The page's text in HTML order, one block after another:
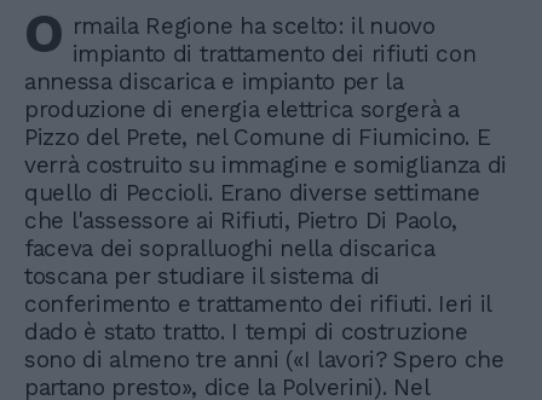
O rmaila Regione ha scelto: il nuovo
impianto di trattamento dei rifiuti con
annessa discarica e impianto per la
produzione di energia elettrica sorgerà a
Pizzo del Prete, nel Comune di Fiumicino. E
verrà costruito su immagine e somiglianza di
quello di Peccioli. Erano diverse settimane
che l'assessore ai Rifiuti, Pietro Di Paolo,
faceva dei sopralluoghi nella discarica
toscana per studiare il sistema di
conferimento e trattamento dei rifiuti. Ieri il
dado è stato tratto. I tempi di costruzione
sono di almeno tre anni («I lavori? Spero che
partano presto», dice la Polverini). Nel